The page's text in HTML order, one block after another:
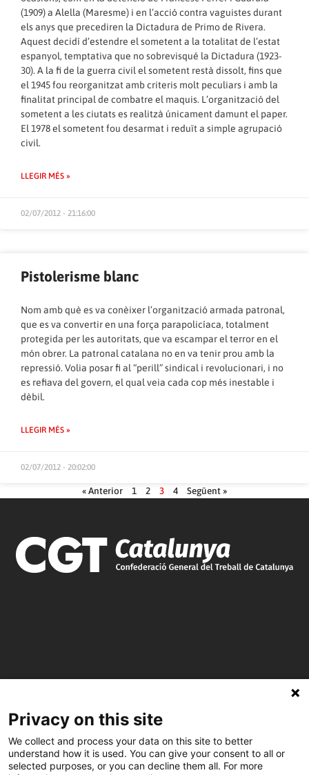
(1909) a Alella (Maresme) i en l’acció contra vaguistes durant
els anys que precediren la Dictadura de Primo de Rivera.
Aquest decidí d’estendre el sometent a la totalitat de l’estat
espanyol, temptativa que no sobrevisqué la Dictadura (1923-
30). A la fi de la guerra civil el sometent restà dissolt, fins que
el 1945 fou reorganitzat amb criteris molt peculiars i amb la
finalitat principal de combatre el maquis. L’organització del
sometent a les ciutats es realitzà únicament damunt el paper.
El 1978 el sometent fou desarmat i reduït a simple agrupació
civil.
LLEGIR MÉS »
02/07/2012 - 21:16:00
Pistolerisme blanc
Nom amb què es va conèixer l’organització armada patronal,
que es va convertir en una força parapolicíaca, totalment
protegida per les autoritats, que va escampar el terror en el
món obrer. La patronal catalana no en va tenir prou amb la
repressió. Volia posar fi al “perill” sindical i revolucionari, i no
es refiava del govern, el qual veia cada cop més inestable i
dèbil.
LLEGIR MÉS »
02/07/2012 - 20:02:00
« Anterior 1 2 3 4 Següent »
C/ Burgos 59, Baixos – 08014 Barcelona
spccc@spcgtcatalunya.cat
Privacy on this site
We collect and process your data on this site to better
understand how it is used. You can give your consent to all or
selected purposes, or you can decline them all. For more